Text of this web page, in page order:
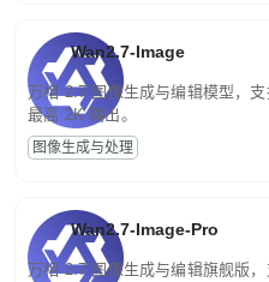
Wan2.7-Image
万相 2.7 图像生成与编辑模型，
最高 2K 输出。
图像生成与处理
Wan2.7-Image-Pro
万相 2.7 图像生成与编辑旗舰版